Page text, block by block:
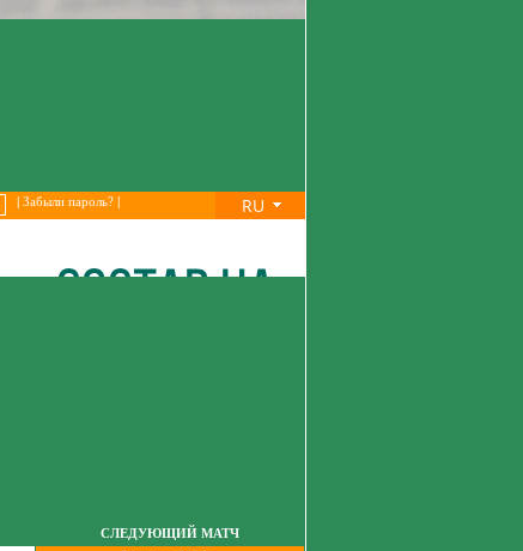
Забыли пароль?| RU
СЛЕДУЮЩИЙ МАТЧ